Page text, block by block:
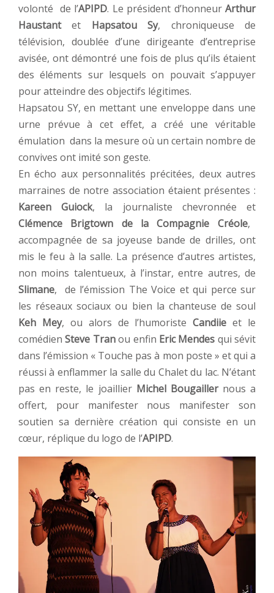
volonté de l’APIPD. Le président d’honneurArthur
Haustantet Hapsatou Sy, chroniqueuse de
télévision, doublée d’une dirigeante d’entreprise
avisée, ont démontré une fois de plus qu’ils étaient
des éléments sur lesquels on pouvait s’appuyer
pour atteindre des objectifs légitimes.
Hapsatou SY, en mettant une enveloppe dans une
urne prévue à cet effet, a créé une véritable
émulation dans la mesure où un certain nombre de
convives ont imité son geste.
En écho aux personnalités précitées, deux autres
marraines de notre association étaient présentes :
Kareen Guiock, la journaliste chevronnée et
Clémence Brigtown de la Compagnie Créole,
accompagnée de sa joyeuse bande de drilles, ont
mis le feu à la salle. La présence d’autres artistes,
non moins talentueux, à l’instar, entre autres, de
Slimane, de l’émission The Voice et qui perce sur
les réseaux sociaux ou bien la chanteuse de soul
Keh Mey, ou alors de l’humoristeCandiie et le
comédienSteve Tranou enfin Eric Mendes qui sévit
dans l’émission « Touche pas à mon poste » et qui a
réussi à enflammer la salle du Chalet du lac. N’étant
pas en reste, le joaillier Michel Bougaillernous a
offert, pour manifester nous manifester son
soutien sa dernière création qui consiste en un
cœur, réplique du logo de l’APIPD.